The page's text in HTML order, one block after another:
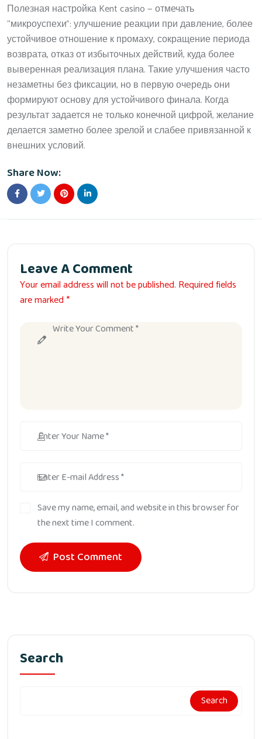
Полезная настройка Kent casino — отмечать
“микроуспехи”: улучшение реакции при давление, более
устойчивое отношение к промаху, сокращение периода
возврата, отказ от избыточных действий, куда более
выверенная реализация плана. Такие улучшения часто
незаметны без фиксации, но в первую очередь они
формируют основу для устойчивого финала. Когда
результат задается не только конечной цифрой, желание
делается заметно более зрелой и слабее привязанной к
внешних условий.
Share Now:
Leave A Comment
Your email address will not be published. Required fields
are marked *
Save my name, email, and website in this browser for
the next time I comment.
Post Comment
Search
Search